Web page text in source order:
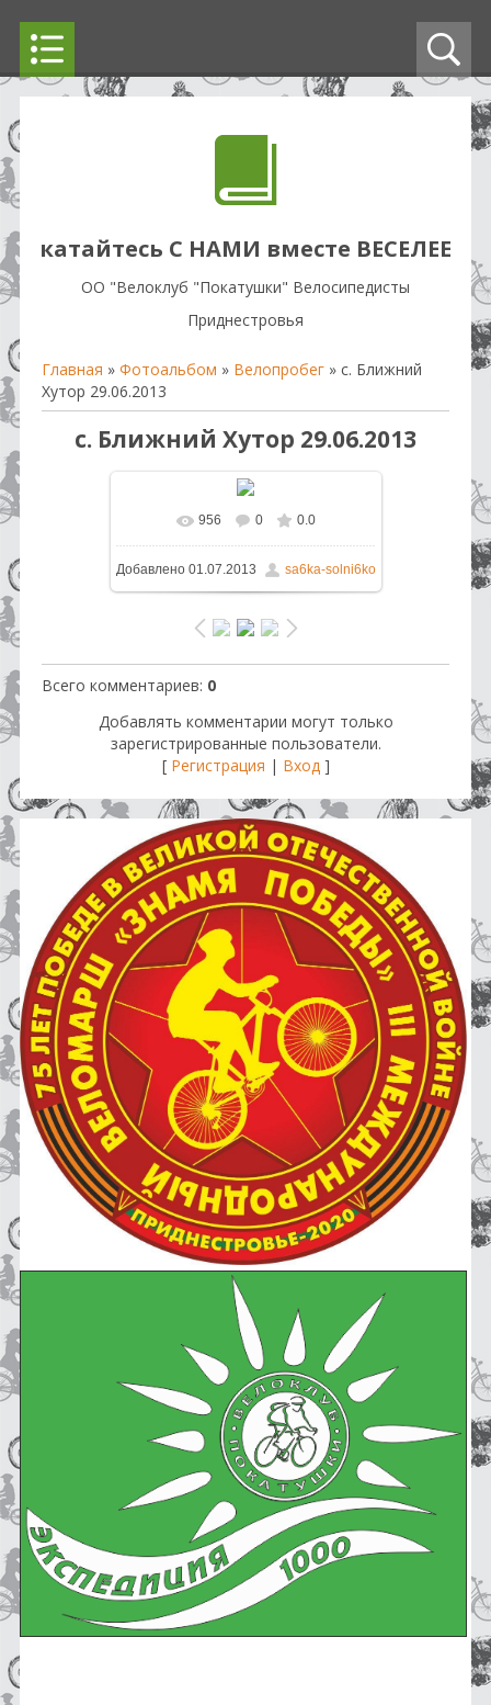
катайтесь С НАМИ вместе ВЕСЕЛЕЕ
OO "Велоклуб "Покатушки" Велосипедисты
Приднестровья
Главная » Фотоальбом » Велопробег » с. Ближний
Хутор 29.06.2013
с. Ближний Хутор 29.06.2013
В реальном размере 1066x1600
1124.1Kb
956 0 0.0
Добавлено01.07.2013 sa6ka-solni6ko
Всего комментариев: 0
Добавлять комментарии могут только
зарегистрированные пользователи.
[ Регистрация | Вход]